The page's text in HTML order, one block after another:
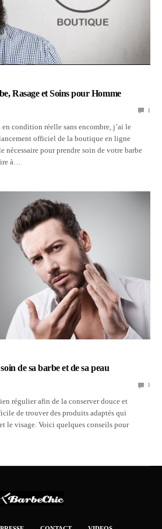
Rasage et Soins pour Homme
1
condition réelle sans encombre, j’ai le
officiel de la boutique en ligne
nécessaire pour prendre soin de votre barbe
à…
de sa barbe et de sa peau
1
régulier afin de la conserver douce et
de trouver des produits adaptés qui
le visage. Voici quelques conseils pour